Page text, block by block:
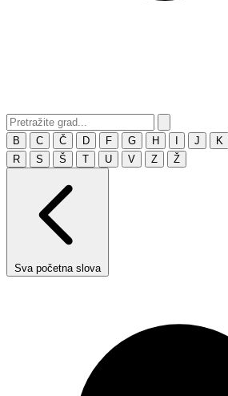
B C Č D F G H J K
R
S Š T U V Z Ž
Sva početna slova